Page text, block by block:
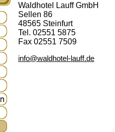
Waldhotel Lauff GmbH
Sellen 86
48565 Steinfurt
Tel. 02551 5875
Fax 02551 7509
info@waldhotel-lauff.de